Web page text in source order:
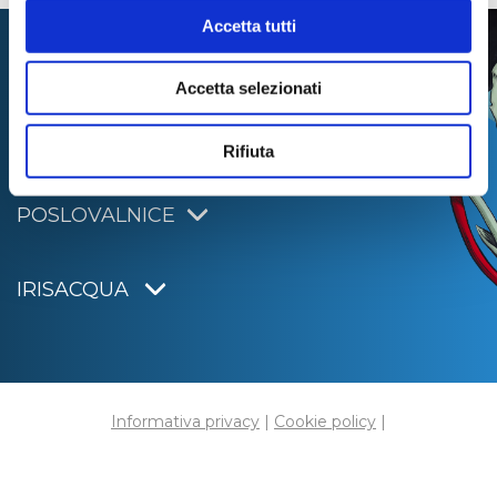
Accetta tutti
Accetta selezionati
Rifiuta
POSLOVALNICE
IRISACQUA
Informativa privacy | Cookie policy |